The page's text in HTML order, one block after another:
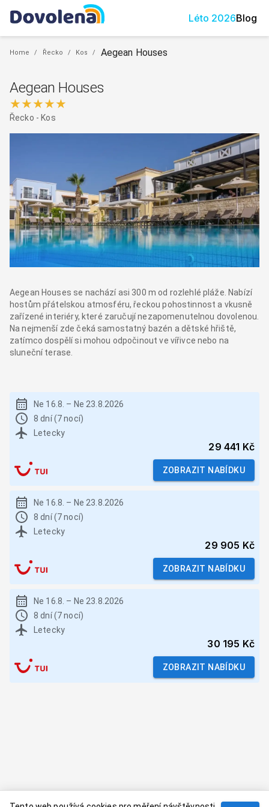
Léto 2026Blog
Home / Řecko / Kos / Aegean Houses
Aegean Houses
★★★★★
Řecko - Kos
Aegean Houses se nachází asi 300 m od rozlehlé pláže. Nabízí
hostům přátelskou atmosféru, řeckou pohostinnost a vkusně
zařízené interiéry, které zaručují nezapomenutelnou dovolenou.
Na nejmenší zde čeká samostatný bazén a dětské hřiště,
zatímco dospělí si mohou odpočinout ve vířivce nebo na
sluneční terase.
Ne 16.8. – Ne 23.8.2026
8 dní (7 nocí)
Letecky
29 441 Kč
ZOBRAZIT NABÍDKU
Ne 16.8. – Ne 23.8.2026
8 dní (7 nocí)
Letecky
29 905 Kč
ZOBRAZIT NABÍDKU
Ne 16.8. – Ne 23.8.2026
8 dní (7 nocí)
Letecky
30 195 Kč
ZOBRAZIT NABÍDKU